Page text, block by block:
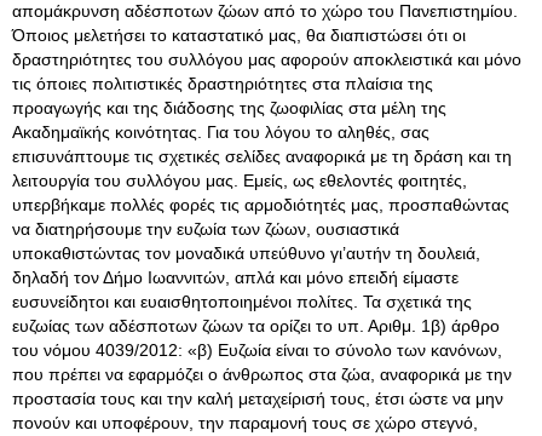
απομάκρυνση αδέσποτων ζώων από το χώρο του Πανεπιστημίου.
Όποιος μελετήσει το καταστατικό μας, θα διαπιστώσει ότι οι
δραστηριότητες του συλλόγου μας αφορούν αποκλειστικά και μόνο
τις όποιες πολιτιστικές δραστηριότητες στα πλαίσια της
προαγωγής και της διάδοσης της ζωοφιλίας στα μέλη της
Ακαδημαϊκής κοινότητας. Για του λόγου το αληθές, σας
επισυνάπτουμε τις σχετικές σελίδες αναφορικά με τη δράση και τη
λειτουργία του συλλόγου μας. Εμείς, ως εθελοντές φοιτητές,
υπερβήκαμε πολλές φορές τις αρμοδιότητές μας, προσπαθώντας
να διατηρήσουμε την ευζωία των ζώων, ουσιαστικά
υποκαθιστώντας τον μοναδικά υπεύθυνο γι’αυτήν τη δουλειά,
δηλαδή τον Δήμο Ιωαννιτών, απλά και μόνο επειδή είμαστε
ευσυνείδητοι και ευαισθητοποιημένοι πολίτες. Τα σχετικά της
ευζωίας των αδέσποτων ζώων τα ορίζει το υπ. Αριθμ. 1β) άρθρο
του νόμου 4039/2012: «β) Ευζωία είναι το σύνολο των κανόνων,
που πρέπει να εφαρμόζει ο άνθρωπος στα ζώα, αναφορικά με την
προστασία τους και την καλή μεταχείρισή τους, έτσι ώστε να μην
πονούν και υποφέρουν, την παραμονή τους σε χώρο στεγνό,